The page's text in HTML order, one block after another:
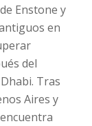
Enstone y
en
del
Tras
Aires y